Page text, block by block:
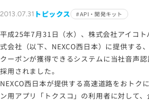
IR情報
よくあるご質問
お問い合わせ
2013.07.31 トピックス API・開発キット
平成25年7月31日（水）、株式会社アイコ
式会社（以下、NEXCO西日本）に提供する
クーポンが獲得できるシステムに当社音声
採用されました。
NEXCO西日本が提供する高速道路をおトク
ン用アプリ「トクスコ」の利用者に対して